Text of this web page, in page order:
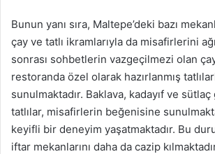
Bunun yanı sıra, Maltepe’deki bazı
çay ve tatlı ikramlarıyla da misafirlerini
sonrası sohbetlerin vazgeçilmezi olan
restoranda özel olarak hazırlanmış
sunulmaktadır. Baklava, kadayıf ve
tatlılar, misafirlerin beğenisine
keyifli bir deneyim yaşatmaktadır. Bu
iftar mekanlarını daha da cazip